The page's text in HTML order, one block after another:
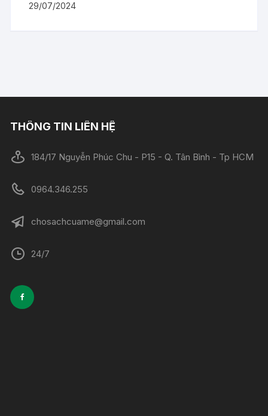
29/07/2024
THÔNG TIN LIÊN HỆ
184/17 Nguyễn Phúc Chu - P15 - Q. Tân Bình - Tp HCM
0964.346.255
chosachcuame@gmail.com
24/7